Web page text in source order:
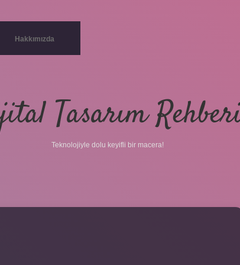
Hakkımızda
Tasarım
Teknolojiyle dolu keyifli bir macera!